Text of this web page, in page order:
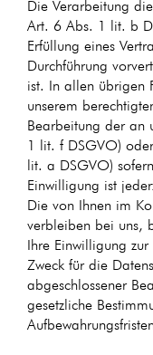
Die Verarbeitung
Art. 6 Abs. 1 lit. b
Erfüllung eines
Durchführung
ist. In allen übrigen
unserem
Bearbeitung der an
1 lit. f DSGVO)
lit. a DSGVO)
Einwilligung ist
Die von Ihnen im
verbleiben bei uns,
Ihre Einwilligung
Zweck für die
abgeschlossener
gesetzliche